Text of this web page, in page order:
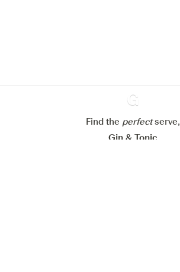
Ginventory
Find the perfectserve,
Gin & Tonic